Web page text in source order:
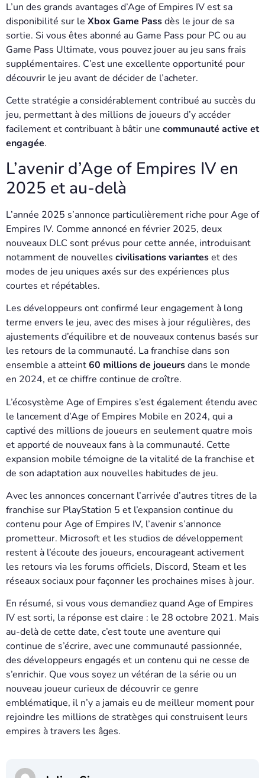
L’un des grands avantages d’Age of Empires IV est sa
disponibilité sur le Xbox Game Passdès le jour de sa
sortie. Si vous êtes abonné au Game Pass pour PC ou au
Game Pass Ultimate, vous pouvez jouer au jeu sans frais
supplémentaires. C’est une excellente opportunité pour
découvrir le jeu avant de décider de l’acheter.
Cette stratégie a considérablement contribué au succès du
jeu, permettant à des millions de joueurs d’y accéder
facilement et contribuant à bâtir une communauté active et
engagée.
L’avenir d’Age of Empires IV en
2025 et au-delà
L’année 2025 s’annonce particulièrement riche pour Age of
Empires IV. Comme annoncé en février 2025, deux
nouveaux DLC sont prévus pour cette année, introduisant
notamment de nouvelles civilisations varianteset des
modes de jeu uniques axés sur des expériences plus
courtes et répétables.
Les développeurs ont confirmé leur engagement à long
terme envers le jeu, avec des mises à jour régulières, des
ajustements d’équilibre et de nouveaux contenus basés sur
les retours de la communauté. La franchise dans son
ensemble a atteint60 millions de joueursdans le monde
en 2024, et ce chiffre continue de croître.
L’écosystème Age of Empires s’est également étendu avec
le lancement d’Age of Empires Mobile en 2024, qui a
captivé des millions de joueurs en seulement quatre mois
et apporté de nouveaux fans à la communauté. Cette
expansion mobile témoigne de la vitalité de la franchise et
de son adaptation aux nouvelles habitudes de jeu.
Avec les annonces concernant l’arrivée d’autres titres de la
franchise sur PlayStation 5 et l’expansion continue du
contenu pour Age of Empires IV, l’avenir s’annonce
prometteur. Microsoft et les studios de développement
restent à l’écoute des joueurs, encourageant activement
les retours via les forums officiels, Discord, Steam et les
réseaux sociaux pour façonner les prochaines mises à jour.
En résumé, si vous vous demandiez quand Age of Empires
IV est sorti, la réponse est claire : le 28 octobre 2021. Mais
au-delà de cette date, c’est toute une aventure qui
continue de s’écrire, avec une communauté passionnée,
des développeurs engagés et un contenu qui ne cesse de
s’enrichir. Que vous soyez un vétéran de la série ou un
nouveau joueur curieux de découvrir ce genre
emblématique, il n’y a jamais eu de meilleur moment pour
rejoindre les millions de stratèges qui construisent leurs
empires à travers les âges.